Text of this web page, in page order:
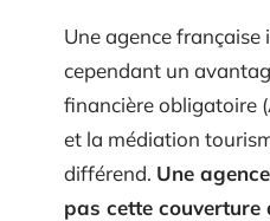
Une agence
cependant un
financière obligatoire
et la médiation
différend. Une
pas cette